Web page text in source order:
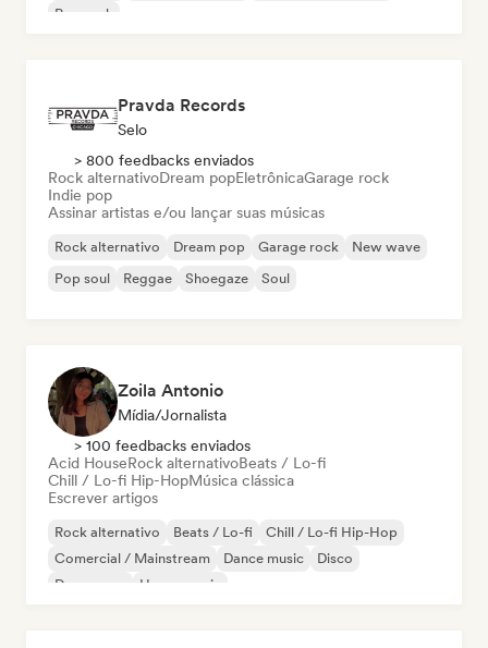
Pop rock
Pravda Records
Selo
> 800 feedbacks enviados
Rock alternativoDream popEletrônicaGarage rock
Indie pop
Assinar artistas e/ou lançar suas músicas
Rock alternativo Dream pop Garage rock
New wave
Pop soul
Reggae Shoegaze Soul
Zoila Antonio
Mídia/Jornalista
> 100 feedbacks enviados
Acid HouseRock alternativoBeats / Lo-fi
Chill / Lo-fi Hip-HopMúsica clássica
Escrever artigos
Rock alternativo Beats / Lo-fi
Chill / Lo-fi Hip-Hop
Comercial / Mainstream
Dance music
Disco
Dream pop
House music